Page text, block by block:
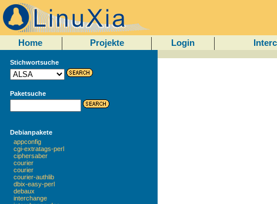
Home Projekte Login
Stichwortsuche
Paketsuche
Debianpakete
appconfig
cgi-extratags-perl
ciphersaber
courier
courier
courier-authlib
dbix-easy-perl
debaux
interchange